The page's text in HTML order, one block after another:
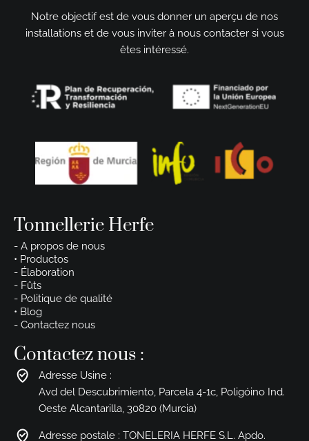
Notre objectif est de vous donner un aperçu de nos
installations et de vous inviter à nous contacter si vous
êtes intéressé.
Tonnellerie Herfe
- A propos de nous
• Productos
- Élaboration
- Fûts
- Politique de qualité
• Blog
- Contactez nous
Contactez nous :
Adresse Usine :
Avd del Descubrimiento, Parcela 4-1c, Poligóino Ind.
Oeste Alcantarilla, 30820 (Murcia)
Adresse postale : TONELERIA HERFE S.L. Apdo.